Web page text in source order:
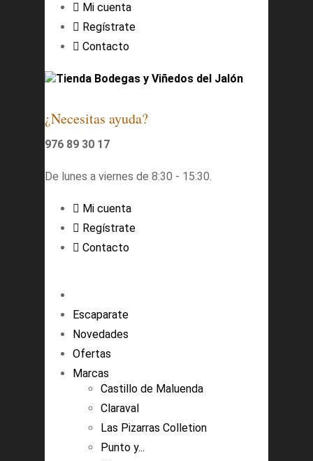
Mi cuenta
Regístrate
Contacto
Tienda Bodegas y Viñedos del Jalón
¿Necesitas ayuda?
976 89 30 17
De lunes a viernes de 8:30 - 15:30.
Mi cuenta
Regístrate
Contacto
Escaparate
Novedades
Ofertas
Marcas
Castillo de Maluenda
Claraval
Las Pizarras Colletion
Punto y...